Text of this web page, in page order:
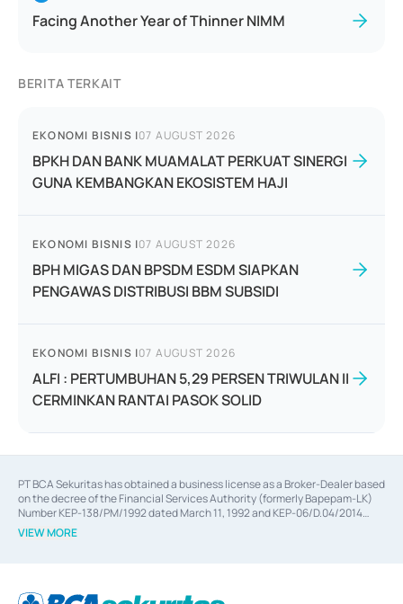
Facing Another Year of Thinner NIMM
BERITA TERKAIT
EKONOMI BISNIS |07 AUGUST 2026
BPKH DAN BANK MUAMALAT PERKUAT SINERGI
GUNA KEMBANGKAN EKOSISTEM HAJI
EKONOMI BISNIS |07 AUGUST 2026
BPH MIGAS DAN BPSDM ESDM SIAPKAN
PENGAWAS DISTRIBUSI BBM SUBSIDI
EKONOMI BISNIS |07 AUGUST 2026
ALFI : PERTUMBUHAN 5,29 PERSEN TRIWULAN II
CERMINKAN RANTAI PASOK SOLID
PT BCA Sekuritas has obtained a business license as a Broker-Dealer based
on the decree of the Financial Services Authority (formerly Bapepam-LK)
Number KEP-138/PM/1992 dated March 11, 1992 and KEP-06/D.04/2014
dated February 28, 2014, a business license as an Underwriter based on the
decree of the Financial Services Authority Number KEP-12/PM/PEE/1997
Financial Services Authority Number S-67/PM.21/2014 dated February 28,
VIEW MORE